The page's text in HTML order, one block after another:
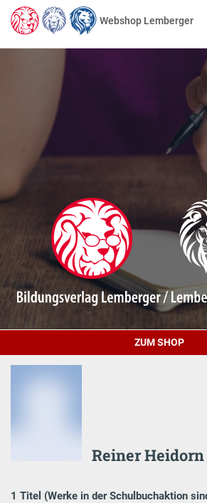
Webshop Lemberger
ZUM SHOP
Reiner Heidorn
1 Titel (Werke in der Schulbuchaktion